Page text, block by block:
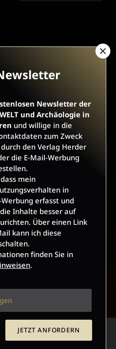
DATENSCHUTZ
WIDERRUFEN
KÜNDIGEN
Newsletter der
und Archäologie in
und willige in die
zum Zweck
den Verlag Herder
die E-Mail-Werbung
mein
in
erfasst und
Inhalte besser auf
Über einen Link
kann ich diese
finden Sie in
.
JETZT ANFORDERN